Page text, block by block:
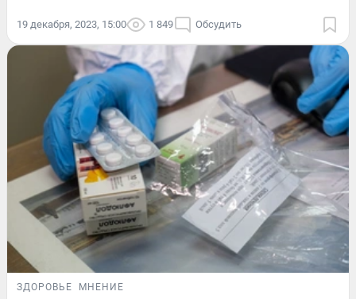
19 декабря, 2023, 15:00 1 849 Обсудить
ЗДОРОВЬЕ МНЕНИЕ